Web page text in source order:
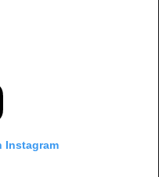
Instagram